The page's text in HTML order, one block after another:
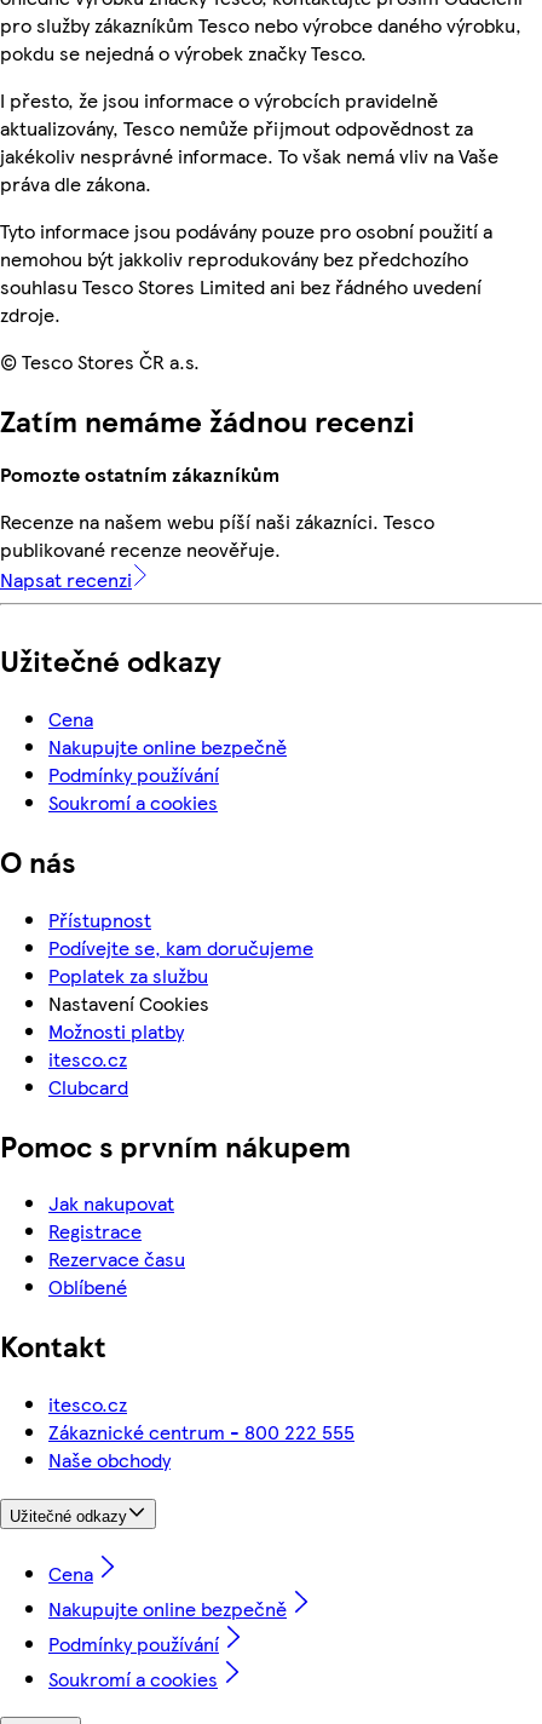
pro služby zákazníkům Tesco nebo výrobce daného výrobku,
pokdu se nejedná o výrobek značky Tesco.
I přesto, že jsou informace o výrobcích pravidelně
aktualizovány, Tesco nemůže přijmout odpovědnost za
jakékoliv nesprávné informace. To však nemá vliv na Vaše
práva dle zákona.
Tyto informace jsou podávány pouze pro osobní použití a
nemohou být jakkoliv reprodukovány bez předchozího
souhlasu Tesco Stores Limited ani bez řádného uvedení
zdroje.
© Tesco Stores ČR a.s.
Zatím nemáme žádnou recenzi
Pomozte ostatním zákazníkům
Recenze na našem webu píší naši zákazníci. Tesco
publikované recenze neověřuje.
Napsat recenzi
Užitečné odkazy
Cena
Nakupujte online bezpečně
Podmínky používání
Soukromí a cookies
O nás
Přístupnost
Podívejte se, kam doručujeme
Poplatek za službu
Nastavení Cookies
Možnosti platby
itesco.cz
Clubcard
Pomoc s prvním nákupem
Jak nakupovat
Registrace
Rezervace času
Oblíbené
Kontakt
itesco.cz
Zákaznické centrum - 800 222 555
Naše obchody
Užitečné odkazy
Cena
Nakupujte online bezpečně
Podmínky používání
Soukromí a cookies